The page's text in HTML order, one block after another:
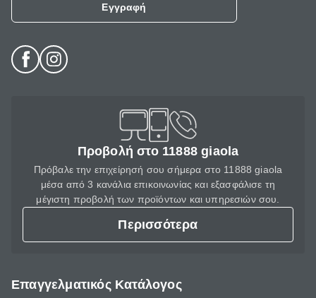
Εγγραφή
Προβολή στο 11888 giaola
Πρόβαλε την επιχείρησή σου σήμερα στο 11888 giaola
μέσα από 3 κανάλια επικοινωνίας και εξασφάλισε τη
μέγιστη προβολή των προϊόντων και υπηρεσιών σου.
Περισσότερα
Επαγγελματικός Κατάλογος